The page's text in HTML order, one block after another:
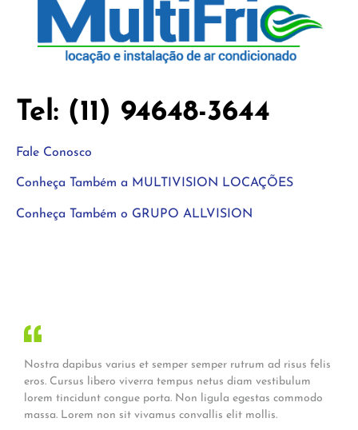
Tel: (11) 94648-3644
Fale Conosco
Conheça Também a MULTIVISION LOCAÇÕES
Conheça Também o GRUPO ALLVISION
Nostra dapibus varius et semper semper rutrum ad risus felis
eros. Cursus libero viverra tempus netus diam vestibulum
lorem tincidunt congue porta. Non ligula egestas commodo
massa. Lorem non sit vivamus convallis elit mollis.